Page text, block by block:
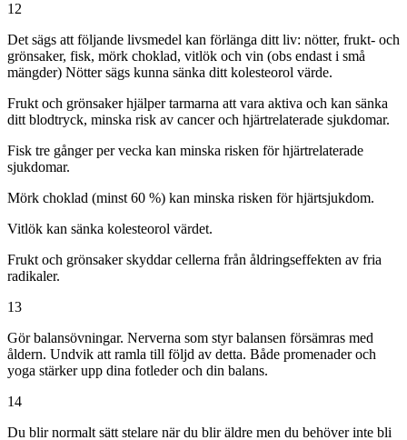
12
Det sägs att följande livsmedel kan förlänga ditt liv: nötter, frukt- och
grönsaker, fisk, mörk choklad, vitlök och vin (obs endast i små
mängder) Nötter sägs kunna sänka ditt kolesteorol värde.
Frukt och grönsaker hjälper tarmarna att vara aktiva och kan sänka
ditt blodtryck, minska risk av cancer och hjärtrelaterade sjukdomar.
Fisk tre gånger per vecka kan minska risken för hjärtrelaterade
sjukdomar.
Mörk choklad (minst 60 %) kan minska risken för hjärtsjukdom.
Vitlök kan sänka kolesteorol värdet.
Frukt och grönsaker skyddar cellerna från åldringseffekten av fria
radikaler.
13
Gör balansövningar. Nerverna som styr balansen försämras med
åldern. Undvik att ramla till följd av detta. Både promenader och
yoga stärker upp dina fotleder och din balans.
14
Du blir normalt sätt stelare när du blir äldre men du behöver inte bli